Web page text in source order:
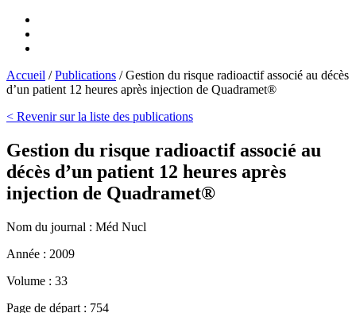
Accueil /Publications /Gestion du risque radioactif associé au décès
d’un patient 12 heures après injection de Quadramet®
< Revenir sur la liste des publications
Gestion du risque radioactif associé au
décès d’un patient 12 heures après
injection de Quadramet®
Nom du journal : Méd Nucl
Année : 2009
Volume : 33
Page de départ : 754